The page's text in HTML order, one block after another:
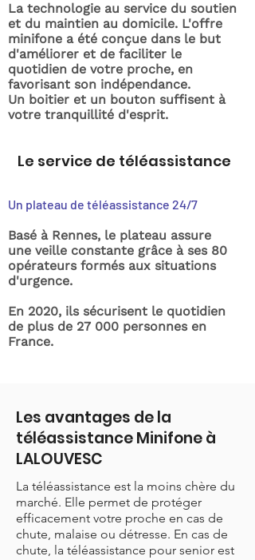
La technologie au service du soutien
et du maintien au domicile. L'offre
minifone a été conçue dans le but
d'améliorer et de faciliter le
quotidien de votre proche, en
favorisant son indépendance.
Un boitier et un bouton suffisent à
votre tranquillité d'esprit.
Le service de téléassistance
Un plateau de téléassistance 24/7
Basé à Rennes, le plateau assure
une veille constante grâce à ses 80
opérateurs formés aux situations
d'urgence.
En 2020, ils sécurisent le quotidien
de plus de 27 000 personnes en
France.
Les avantages de la
téléassistance Minifone à
LALOUVESC
La téléassistance est la moins chère du
marché. Elle permet de protéger
efficacement votre proche en cas de
chute, malaise ou détresse. En cas de
chute, la téléassistance pour senior est